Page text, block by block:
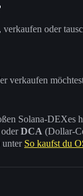
verkaufen oder
verkaufen
Solana-DEXes
oderDCA (Dollar-
unter So kaufst du